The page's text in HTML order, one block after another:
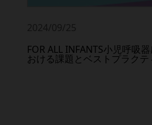
FOR ALL INFANTS小児呼吸
おける課題とベストプラクテ